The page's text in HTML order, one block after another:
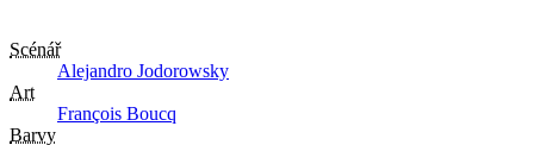
Scénář
Alejandro Jodorowsky
Art
François Boucq
Barvy